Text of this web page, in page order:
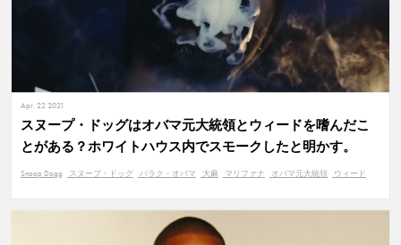
Apr. 22 2021
スヌープ・ドッグはオバマ元大統領とウィードを嗜んだこ
とがある？ホワイトハウス内でスモークしたと明かす。
Snoop Dogg スヌープ・ドッグ バラク・オバマ 大麻 マリファナ オバマ元大統領 ウィード